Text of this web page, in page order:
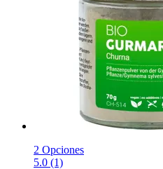
2 Opciones
5.0 (1)